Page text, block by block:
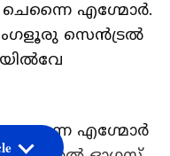
ചെന്നൈ എ​ഗ്മോർ.
സെൻട്രൽ
ചെന്നൈ എ​ഗ്മോർ